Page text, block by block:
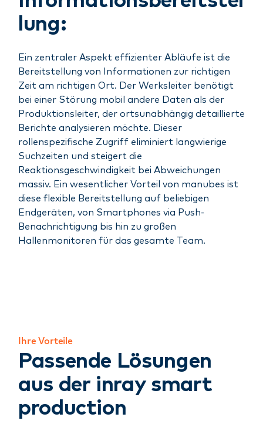
lung:
Ein zentraler Aspekt effizienter Abläufe ist die
Bereitstellung von Informationen zur richtigen
Zeit am richtigen Ort. Der Werksleiter benötigt
bei einer Störung mobil andere Daten als der
Produktionsleiter, der ortsunabhängig detaillierte
Berichte analysieren möchte. Dieser
rollenspezifische Zugriff eliminiert langwierige
Suchzeiten und steigert die
Reaktionsgeschwindigkeit bei Abweichungen
massiv. Ein wesentlicher Vorteil von manubes ist
diese flexible Bereitstellung auf beliebigen
Endgeräten, von Smartphones via Push-
Benachrichtigung bis hin zu großen
Hallenmonitoren für das gesamte Team.
Ihre Vorteile
Passende Lösungen
aus der inray smart
production